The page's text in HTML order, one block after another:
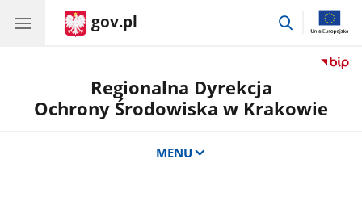
gov.pl
przejdź
Regionalna Dyrekcja
Ochrony Środowiska w Krakowie
MENU